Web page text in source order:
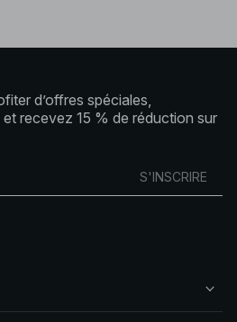
d’offres spéciales,
recevez 15 % de réduction sur
S'INSCRIRE